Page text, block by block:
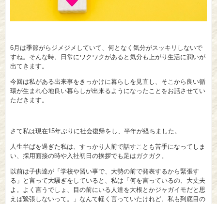
6月は季節がらジメジメしていて、何となく気分がスッキリしないで
すね。そんな時、日常にワクワクがあると気分も上がり生活に潤いが
出てきます。
今回は私がある出来事をきっかけに暮らしを見直し、そこから良い循
環が生まれ心地良い暮らしが出来るようになったことをお話させてい
ただきます。
さて私は現在15年ぶりに社会復帰をし、半年が経ちました。
人生半ばを過ぎた私は、すっかり人前で話すことも苦手になってしま
い、採用面接の時や入社初日の挨拶でも足はガクガク。
以前は子供達が「学校や習い事で、大勢の前で発表するから緊張す
る」と言って大騒ぎをしていると、私は「何を言っているの、大丈夫
よ。よく言うでしょ、目の前にいる人達を大根とかジャガイモだと思
えば緊張しないって。」なんて軽く言っていたけれど、私も到底目の